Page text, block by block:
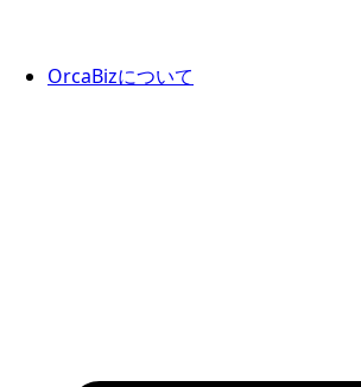
OrcaBizについて